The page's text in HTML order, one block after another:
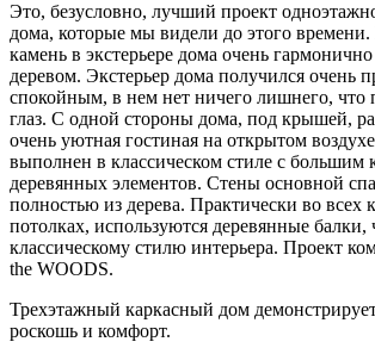
Это, безусловно, лучший проект
дома, которые мы видели до этого
камень в экстерьере дома очень гармонично
деревом. Экстерьер дома получился очень
спокойным, в нем нет ничего лишнего, что
глаз. С одной стороны дома, под крышей,
очень уютная гостиная на открытом
выполнен в классическом стиле с большим
деревянных элементов. Стены основной
полностью из дерева. Практически во всех
потолках, используются деревянные балки,
классическому стилю интерьера. Проект
the WOODS.
Трехэтажный каркасный дом
роскошь и комфорт.